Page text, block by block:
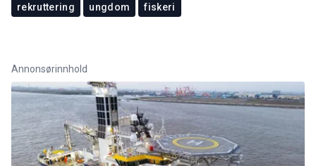
rekruttering ungdom fiskeri
Annonsørinnhold